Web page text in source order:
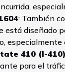
: También
está diseñado
especialmente
410 (I-410)
para el